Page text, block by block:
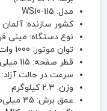
مدل: WS10-115
کشور سازنده: آلمان
نوع دستگاه: مینی
توان موتور: 1000 وات
قطر صفحه: 115 میلی‌متر
سرعت در حالت آزاد: 11000 دور در دقیقه
وزن: 2.3 کیلوگرم
عمق برش: 35 میلی‌متر